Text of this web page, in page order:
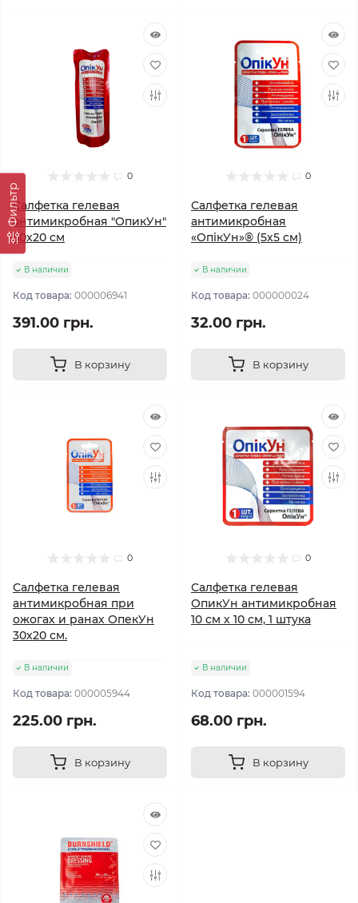
Фильтр
0
Салфетка гелевая
антимикробная "ОпикУн"
50х20 см
В наличии
Код товара: 000006941
391.00 грн.
В корзину
0
Салфетка гелевая
антимикробная
«ОпікУн»® (5х5 см)
В наличии
Код товара: 000000024
32.00 грн.
В корзину
0
Салфетка гелевая
антимикробная при
ожогах и ранах ОпекУн
30х20 см.
В наличии
Код товара: 000005944
225.00 грн.
В корзину
0
Салфетка гелевая
ОпикУн антимикробная
10 см х 10 см, 1 штука
В наличии
Код товара: 000001594
68.00 грн.
В корзину